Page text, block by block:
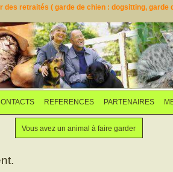
retraités ( garde de chien : dogsitting,
garder un animal
REFERENCES PARTENAIRES
Vous avez un animal à faire garder